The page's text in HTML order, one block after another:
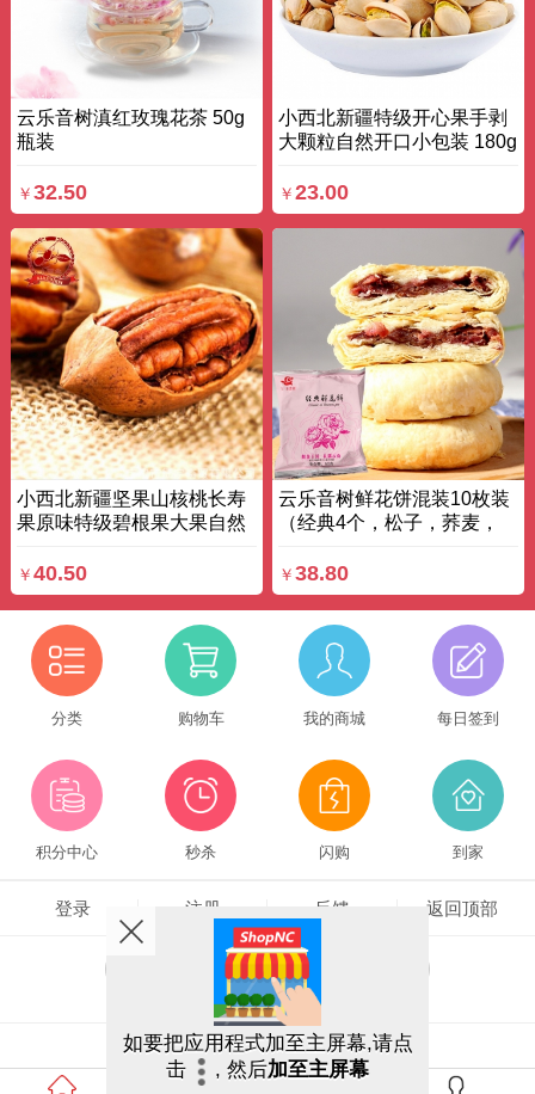
云乐音树滇红玫瑰花茶 50g
瓶装
￥ 32.50
小西北新疆特级开心果手剥
大颗粒自然开口小包装 180g
￥23.00
小西北新疆坚果山核桃长寿
果原味特级碧根果大果自然
￥ 40.50
云乐音树鲜花饼混装10枚装
（经典4个，松子，荞麦，
￥38.80
分类 购物车 我的商城 每日签到
积分中心 秒杀 闪购 到家
登录 注册 反馈 返回顶部
触屏版